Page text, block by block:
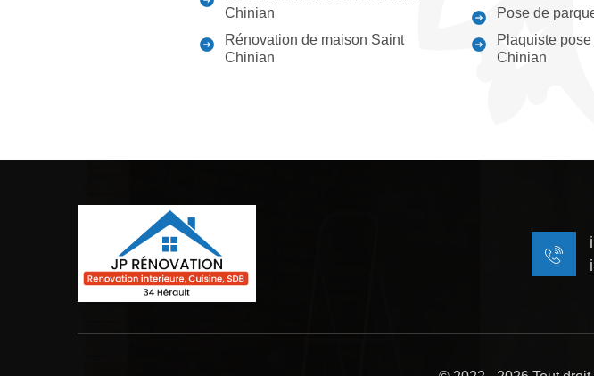
Chinian
Rénovation de maison Saint
Chinian
Pose de
Plaquiste
Chinian